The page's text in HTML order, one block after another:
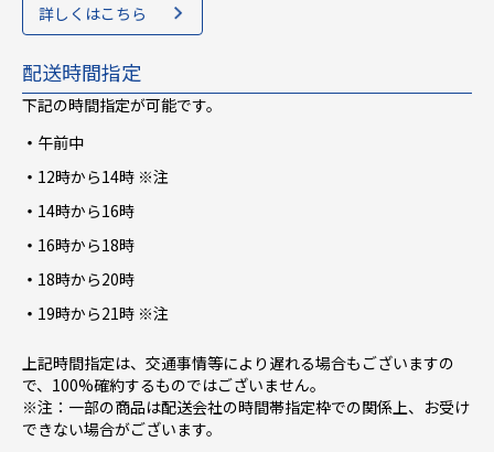
詳しくはこちら
配送時間指定
下記の時間指定が可能です。
午前中
12時から14時 ※注
14時から16時
16時から18時
18時から20時
19時から21時 ※注
上記時間指定は、交通事情等により遅れる場合もございますの
で、100%確約するものではございません。
※注：一部の商品は配送会社の時間帯指定枠での関係上、お受け
できない場合がございます。